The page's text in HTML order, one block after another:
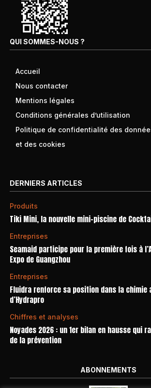
QUI SOMMES-NOUS ?
Accueil
Nous contacter
Mentions légales
Conditions générales d’utilisation
Politique de confidentialité des
et des cookies
DERNIERS ARTICLES
Produits
Tiki Mini, la nouvelle mini-piscine de
Entreprises
Seamaid participe pour la première fois à
Expo de Guangzhou
Entreprises
Fluidra renforce sa position dans la chimie
d’Hydrapro
Chiffres et analyses
Noyades 2026 : un 1er bilan en hausse qui
de la prévention
ABONNEMENTS